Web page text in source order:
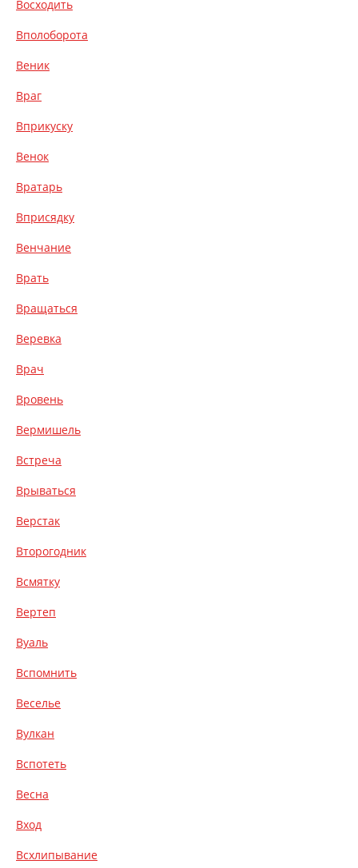
Восходить
Вполоборота
Веник
Враг
Вприкуску
Венок
Вратарь
Вприсядку
Венчание
Врать
Вращаться
Веревка
Врач
Вровень
Вермишель
Встреча
Врываться
Верстак
Второгодник
Всмятку
Вертеп
Вуаль
Вспомнить
Веселье
Вулкан
Вспотеть
Весна
Вход
Всхлипывание